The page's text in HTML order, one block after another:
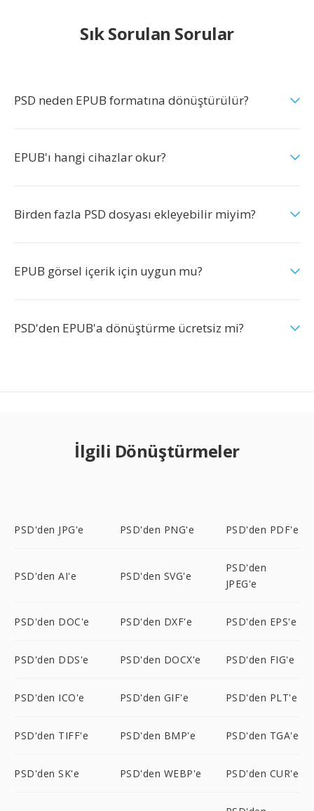
Sık Sorulan Sorular
PSD neden EPUB formatına dönüştürülür?
EPUB'ı hangi cihazlar okur?
Birden fazla PSD dosyası ekleyebilir miyim?
EPUB görsel içerik için uygun mu?
PSD'den EPUB'a dönüştürme ücretsiz mi?
İlgili Dönüştürmeler
PSD'den JPG'e PSD'den PNG'e PSD'den PDF'e
PSD'den AI'e PSD'den SVG'e
PSD'den
JPEG'e
PSD'den DOC'e PSD'den DXF'e PSD'den EPS'e
PSD'den DDS'e PSD'den DOCX'e PSD'den FIG'e
PSD'den ICO'e PSD'den GIF'e PSD'den PLT'e
PSD'den TIFF'e PSD'den BMP'e PSD'den TGA'e
PSD'den SK'e PSD'den WEBP'e PSD'den CUR'e